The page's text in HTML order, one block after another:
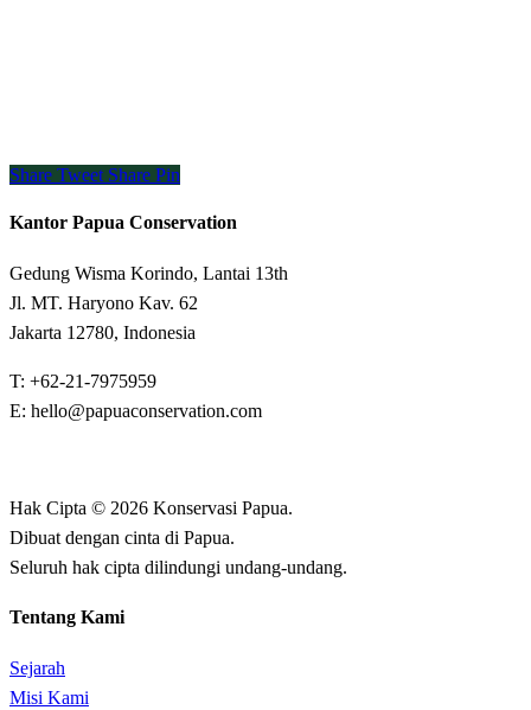
Share Tweet Share Pin
Kantor Papua Conservation
Gedung Wisma Korindo, Lantai 13th
Jl. MT. Haryono Kav. 62
Jakarta 12780, Indonesia
T: +62-21-7975959
E: hello@papuaconservation.com
Hak Cipta © 2026 Konservasi Papua.
Dibuat dengan cinta di Papua.
Seluruh hak cipta dilindungi undang-undang.
Tentang Kami
Sejarah
Misi Kami